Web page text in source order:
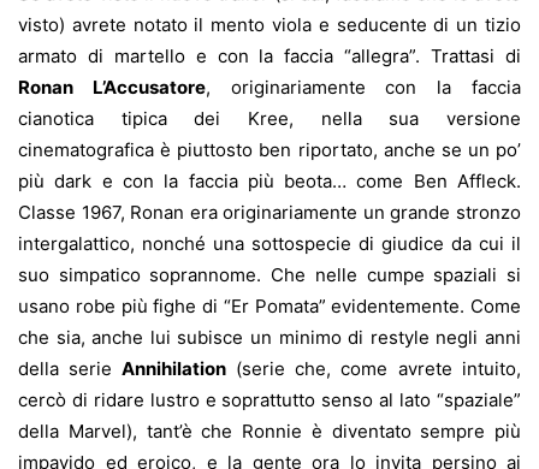
visto) avrete notato il mento viola e seducente di un tizio
armato di martello e con la faccia “allegra”. Trattasi di
Ronan L’Accusatore, originariamente con la faccia
cianotica tipica dei Kree, nella sua versione
cinematografica è piuttosto ben riportato, anche se un po’
più dark e con la faccia più beota… come Ben Affleck.
Classe 1967, Ronan era originariamente un grande stronzo
intergalattico, nonché una sottospecie di giudice da cui il
suo simpatico soprannome. Che nelle cumpe spaziali si
usano robe più fighe di “Er Pomata” evidentemente. Come
che sia, anche lui subisce un minimo di restyle negli anni
della serie Annihilation(serie che, come avrete intuito,
cercò di ridare lustro e soprattutto senso al lato “spaziale”
della Marvel), tant’è che Ronnie è diventato sempre più
impavido ed eroico, e la gente ora lo invita persino ai